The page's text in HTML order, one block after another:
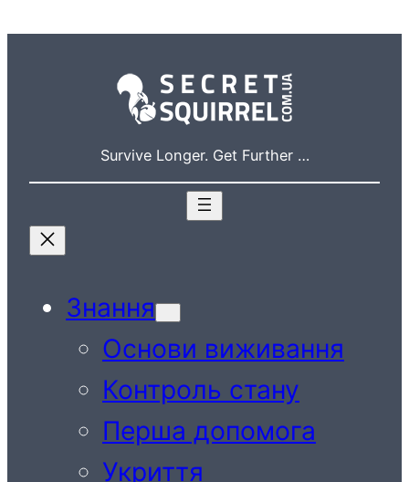
Survive Longer. Get Further …
Знання
Основи виживання
Контроль стану
Перша допомога
Укриття